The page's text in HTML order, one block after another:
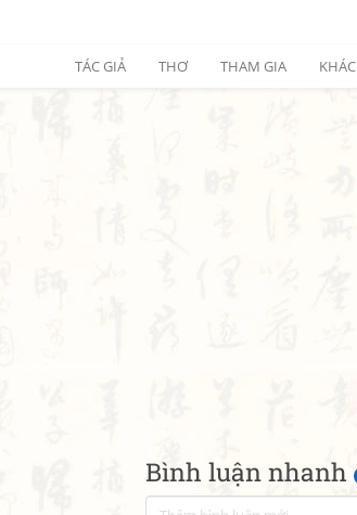
TÁC GIẢ THƠ THAM GIA KHÁC
Bình luận nhanh